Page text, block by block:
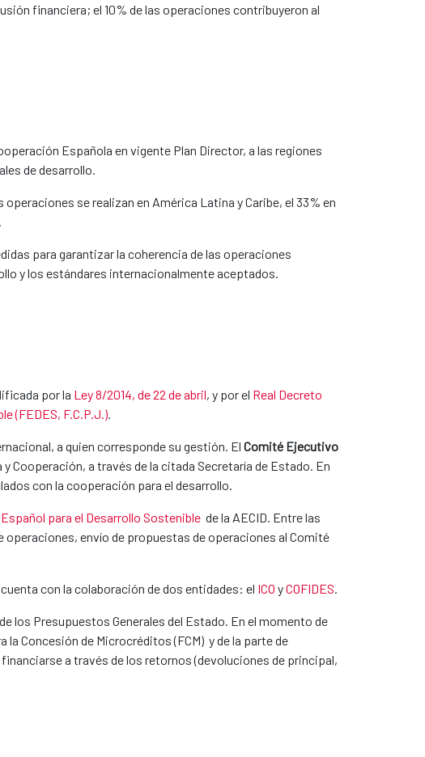
financiera; el 10% de las operaciones contribuyeron al
Española en vigente Plan Director, a las regiones
de desarrollo.
se realizan en América Latina y Caribe, el 33% en
para garantizar la coherencia de las operaciones
y los estándares internacionalmente aceptados.
por la Ley 8/2014, de 22 de abril​, y por el Real Decreto
(FEDES, F.C.P.J.)
a quien corresponde su gestión. El Comité Ejecutivo
Cooperación, a través de la citada Secretaría de Estado. En
con la cooperación para el desarrollo.
para el Desarrollo Sostenible de la AECID. Entre las
envío de propuestas de operaciones al Comité
con la colaboración de dos entidades: el ICO yCOFIDES
los Presupuestos Generales del Estado. En el momento de
Concesión de Microcréditos (FCM) y de la parte de
a través de los retornos (devoluciones de principal,